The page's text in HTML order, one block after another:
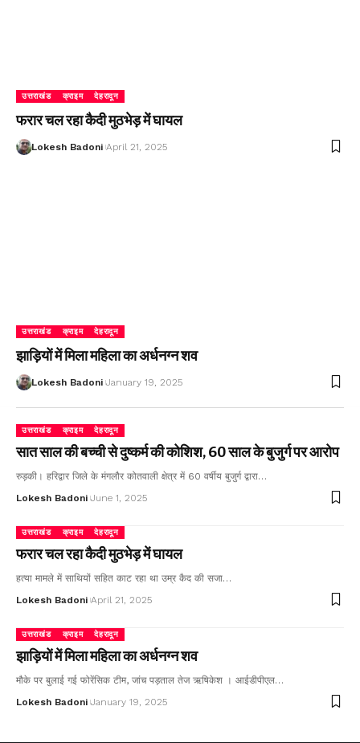
उत्तराखंड क्राइम देहरादून
फरार चल रहा कैदी मुठभेड़ में घायल
Lokesh Badoni April 21, 2025
उत्तराखंड क्राइम देहरादून
झाड़ियों में मिला महिला का अर्धनग्न शव
Lokesh Badoni January 19, 2025
उत्तराखंड क्राइम देहरादून
सात साल की बच्ची से दुष्कर्म की कोशिश, 60 साल के बुजुर्ग पर आरोप
रुड़की। हरिद्वार जिले के मंगलौर कोतवाली क्षेत्र में 60 वर्षीय बुजुर्ग द्वारा…
Lokesh Badoni June 1, 2025
उत्तराखंड क्राइम देहरादून
फरार चल रहा कैदी मुठभेड़ में घायल
हत्या मामले में साथियों सहित काट रहा था उम्र कैद की सजा…
Lokesh Badoni April 21, 2025
उत्तराखंड क्राइम देहरादून
झाड़ियों में मिला महिला का अर्धनग्न शव
मौके पर बुलाई गई फोरेंसिक टीम, जांच पड़ताल तेज ऋषिकेश । आईडीपीएल…
Lokesh Badoni January 19, 2025